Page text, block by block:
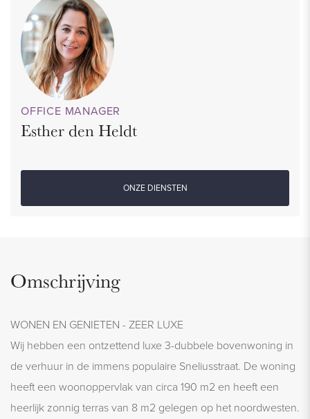
OFFICE MANAGER
Esther den Heldt
ONZE DIENSTEN
Omschrijving
WONEN EN GENIETEN - ZEER LUXE
Wij hebben een ontzettend luxe 3-dubbele bovenwoning in
de verhuur in de immens populaire Sneliusstraat. De woning
heeft een woonoppervlak van circa 190 m2 en heeft een
heerlijk zonnig terras van 8 m2 gelegen op het noordwesten.